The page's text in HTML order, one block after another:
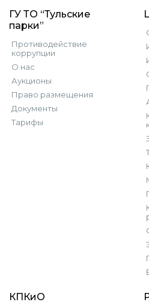
ГУ ТО “Тульские
парки”
Противодействие
коррупции
О нас
Аукционы
Право размещения
Документы
Тарифы
КПКиО